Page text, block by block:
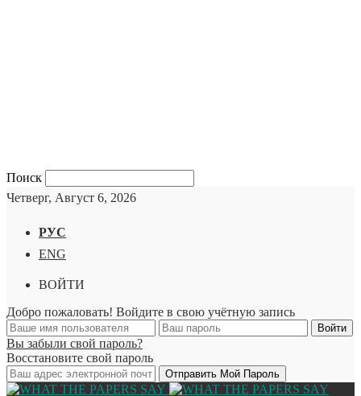
Поиск
Четверг, Август 6, 2026
РУС
ENG
ВОЙТИ
Добро пожаловать! Войдите в свою учётную запись
Вы забыли свой пароль?
Восстановите свой пароль